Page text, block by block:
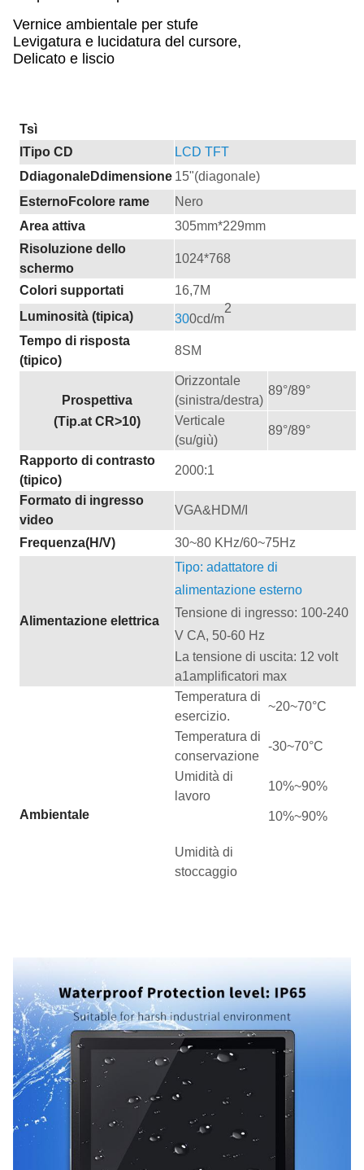
Vernice ambientale per stufe
Levigatura e lucidatura del cursore,
Delicato e liscio
Tsì
lTipo CD
LCD TFT
DdiagonaleDdimensione 15"(diagonale)
EsternoFcolore rame
Nero
Area attiva
305mm*229mm
Risoluzione dello
schermo
1024*768
Colori supportati
16,7M
Luminosità (tipica)
300cd/m
2
Tempo di risposta
(tipico)
8SM
Prospettiva
(Tip.at CR>10)
Orizzontale
(sinistra/destra)
89°/89°
Verticale
(su/giù)
89°/89°
Rapporto di contrasto
(tipico)
2000:1
Formato di ingresso
video
VGA&HDM/I
Frequenza(H/V) 30~80 KHz/60~75Hz
Alimentazione elettrica
Tipo: adattatore di
alimentazione esterno
Tensione di ingresso: 100-240
V CA, 50-60 Hz
La tensione di uscita: 12 volt
a1amplificatori max
Ambientale
Temperatura di
esercizio.
~20~70°C
Temperatura di
conservazione
-30~70°C
Umidità di
lavoro
10%~90%
Umidità di
stoccaggio
10%~90%